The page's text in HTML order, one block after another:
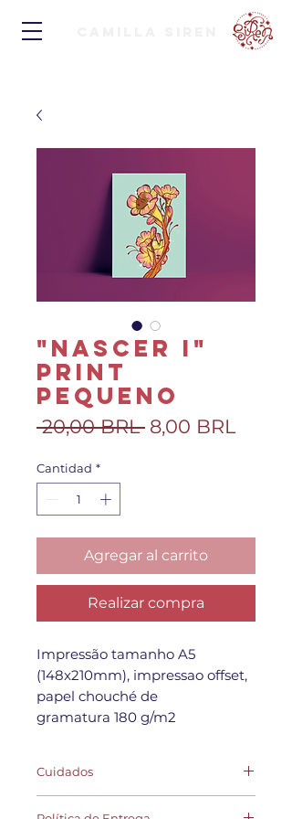
"Nascer I"
Print
pequeno
20,00 BRL Precio
8,00 BRLPrecio
Cantidad *
Agregar al carrito
Realizar compra
Impressão tamanho A5
(148x210mm), impressao offset,
papel chouché de
gramatura 180 g/m2
Cuidados